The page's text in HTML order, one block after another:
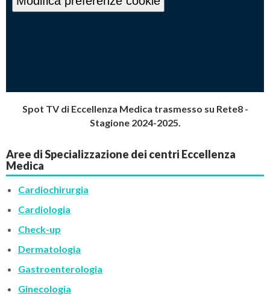
Spot TV di Eccellenza Medica trasmesso su Rete8 -
Stagione 2024-2025.
Aree di Specializzazione dei centri Eccellenza
Medica
Cardiochirurgia
Cardiologia
Check-up
Dermatologia
Gastroenterologia
Ginecologia